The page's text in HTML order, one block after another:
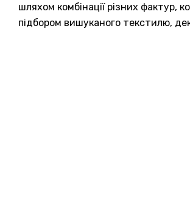
шляхом комбінації різних фактур,
підбором вишуканого текстилю,